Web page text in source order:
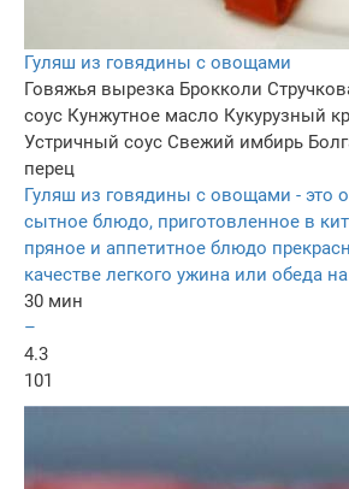
Гуляш из говядины с овощами
Говяжья вырезка Брокколи
соус Кунжутное масло Кукурузный
Устричный соус Свежий имбирь
перец
Гуляш из говядины с овощами - это
сытное блюдо, приготовленное в
пряное и аппетитное блюдо
качестве легкого ужина или обеда
30 мин
–
4.3
101